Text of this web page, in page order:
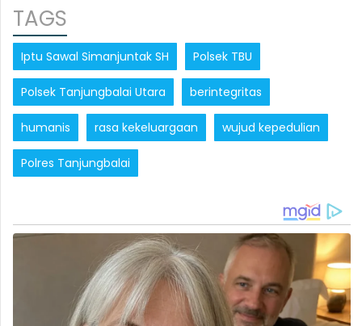
TAGS
Iptu Sawal Simanjuntak SH Polsek TBU
Polsek Tanjungbalai Utara berintegritas
humanis rasa kekeluargaan wujud kepedulian
Polres Tanjungbalai